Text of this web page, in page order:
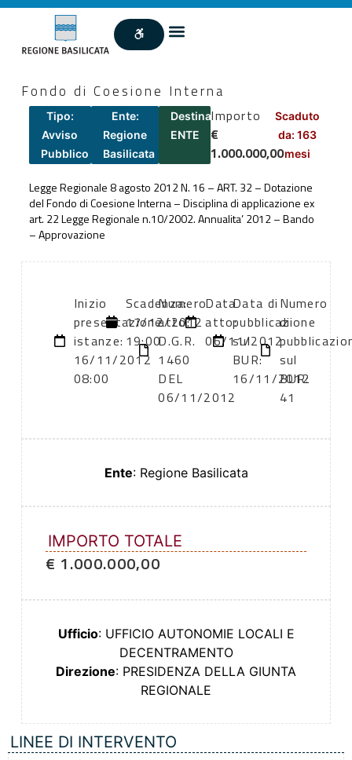
Fondo di Coesione Interna
Tipo:
Avviso
Pubblico
Ente:
Regione
Basilicata
Destinatari:
ENTE
Importo
€
1.000.000,00
Scaduto
da: 163
mesi
Legge Regionale 8 agosto 2012 N. 16 – ART. 32 – Dotazione
del Fondo di Coesione Interna – Disciplina di applicazione ex
art. 22 Legge Regionale n.10/2002. Annualita’ 2012 – Bando
– Approvazione
Inizio
presentazione
istanze:
16/11/2012
08:00
Scadenza:
17/12/2012
19:00
Numero
atto:
D.G.R.
1460
DEL
06/11/2012
Data
atto:
06/11/2012
Data di
pubblicazione
sul
BUR:
16/11/2012
Numero
di
sul
BUR:
41
Ente: Regione Basilicata
IMPORTO TOTALE
€ 1.000.000,00
Ufficio: UFFICIO AUTONOMIE LOCALI E
DECENTRAMENTO
Direzione: PRESIDENZA DELLA GIUNTA
REGIONALE
LINEE DI INTERVENTO